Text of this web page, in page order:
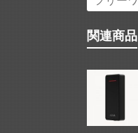
関連商品